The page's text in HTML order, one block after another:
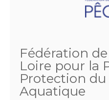
Fédération
Loire pour la
Protection du
Aquatique